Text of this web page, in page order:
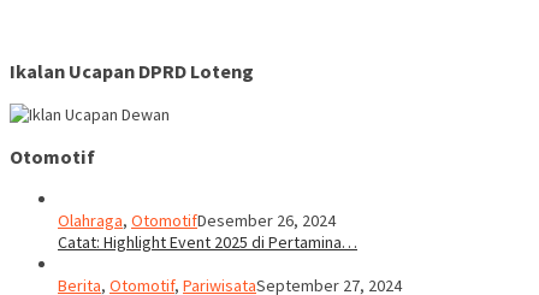
Ikalan Ucapan DPRD Loteng
Otomotif
Olahraga, OtomotifDesember 26, 2024
Catat: Highlight Event 2025 di Pertamina…
Berita, Otomotif, PariwisataSeptember 27, 2024